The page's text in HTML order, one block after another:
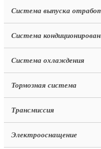
Система выпуска
Система
Система охлаждения
Тормозная система
Трансмиссия
Электрооснащение